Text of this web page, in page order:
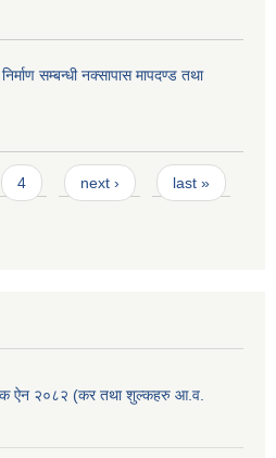
सम्बन्धी नक्सापास मापदण्ड तथा
4 next › last »
ऐन २०८२ (कर तथा शुल्कहरु आ.व.